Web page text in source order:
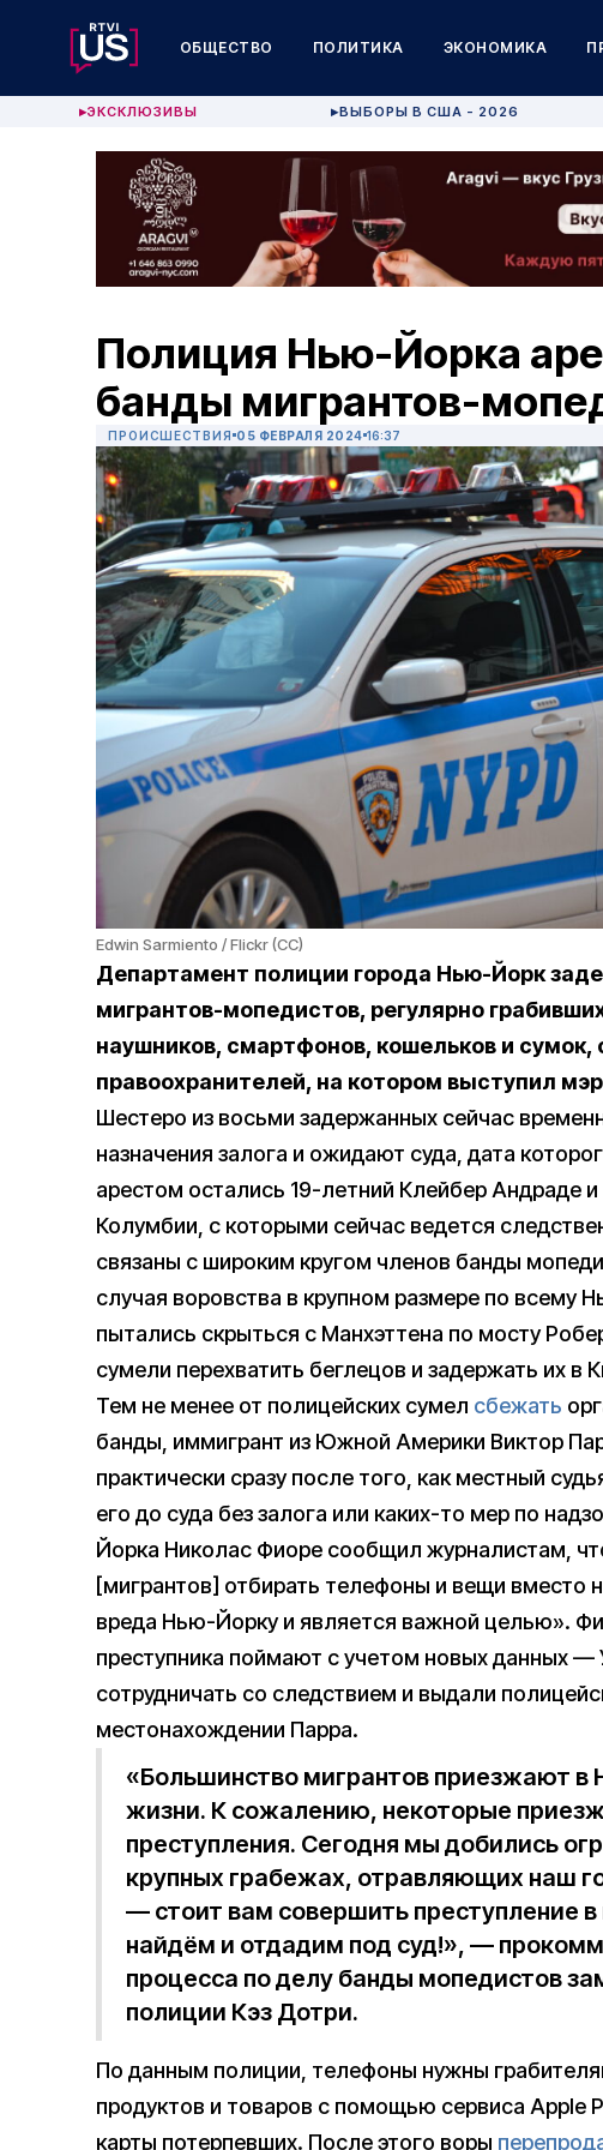
ОБЩЕСТВО ПОЛИТИКА ЭКОНОМИКА
▶ЭКСКЛЮЗИВЫ ▶ВЫБОРЫ В США - 2026
Полиция Нью-Йорка
банды мигрантов-
ПРОИСШЕСТВИЯ 05 ФЕВРАЛЯ 2024 16:37
Edwin Sarmiento / Flickr (CC)
Департамент полиции города Нью-Йорк
мигрантов-мопедистов, регулярно
наушников, смартфонов, кошельков и сумок,
правоохранителей, на котором выступил
Шестеро из восьми задержанных сейчас
назначения залога и ожидают суда, дата
арестом остались 19-летний Клейбер Андраде
Колумбии, с которыми сейчас ведется
связаны с широким кругом членов банды
случая воровства в крупном размере по всему
пытались скрыться с Манхэттена по мосту
сумели перехватить беглецов и задержать их в
Тем не менее от полицейских сумел сбежать
банды, иммигрант из Южной Америки Виктор
практически сразу после того, как местный
его до суда без залога или каких-то мер по
Йорка Николас Фиоре сообщил журналистам,
[мигрантов] отбирать телефоны и вещи вместо
вреда Нью-Йорку и является важной целью».
преступника поймают с учетом новых данных —
сотрудничать со следствием и выдали
местонахождении Парра.
«Большинство мигрантов приезжают в
жизни. К сожалению, некоторые
преступления. Сегодня мы добились
крупных грабежах, отравляющих наш
— стоит вам совершить преступление
найдём и отдадим под суд!», —
процесса по делу банды мопедистов
полиции Кэз Дотри.
По данным полиции, телефоны нужны
продуктов и товаров с помощью сервиса Apple
карты потерпевших. После этого воры